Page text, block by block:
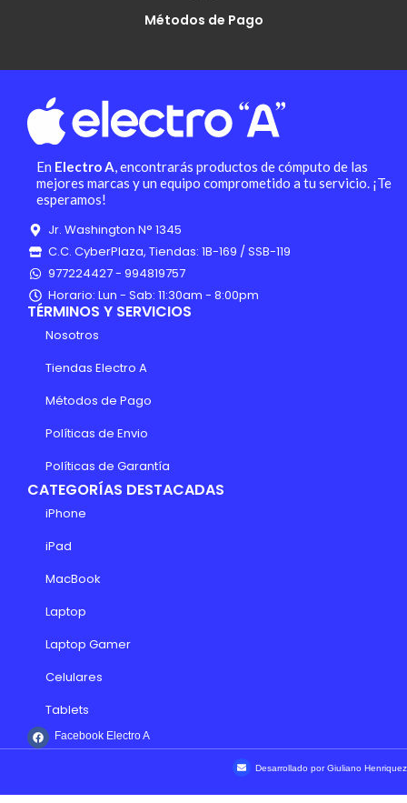
Métodos de Pago
En Electro A, encontrarás productos de cómputo de las
mejores marcas y un equipo comprometido a tu servicio. ¡Te
esperamos!
Jr. Washington N° 1345
C.C. CyberPlaza, Tiendas: 1B-169 / SSB-119
977224427 - 994819757
Horario: Lun - Sab: 11:30am - 8:00pm
TÉRMINOS Y SERVICIOS
Nosotros
Tiendas Electro A
Métodos de Pago
Políticas de Envio
Políticas de Garantía
CATEGORÍAS DESTACADAS
iPhone
iPad
MacBook
Laptop
Laptop Gamer
Celulares
Tablets
Facebook Electro A
Desarrollado por Giuliano Henriquez